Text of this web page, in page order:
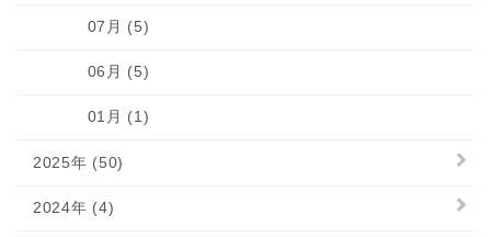
07月 (5)
06月 (5)
01月 (1)
2025年 (50)
2024年 (4)